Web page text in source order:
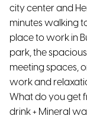
city center and
minutes walking
place to work in
park, the
meeting spaces,
work and
What do you get
drink + Mineral